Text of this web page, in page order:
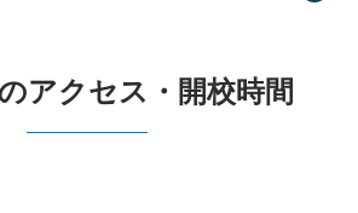
アクセス・開校時間